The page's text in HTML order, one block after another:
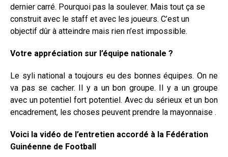
dernier carré. Pourquoi pas la soulever. Mais tout ça se
construit avec le staff et avec les joueurs. C’est un
objectif dûr à atteindre mais rien n’est impossible.
Votre appréciation sur l’équipe nationale ?
Le syli national a toujours eu des bonnes équipes. On ne
va pas se cacher. Il y a un bon groupe. Il y a un groupe
avec un potentiel fort potentiel. Avec du sérieux et un bon
encadrement, les choses peuvent prendre la mayonnaise .
Voici la vidéo de l’entretien accordé à la Fédération
Guinéenne de Football